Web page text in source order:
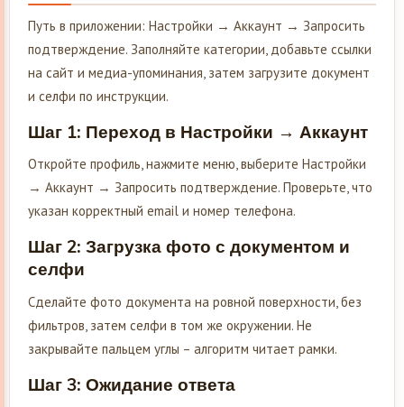
Путь в приложении: Настройки → Аккаунт → Запросить
подтверждение. Заполняйте категории, добавьте ссылки
на сайт и медиа-упоминания, затем загрузите документ
и селфи по инструкции.
Шаг 1: Переход в Настройки → Аккаунт
Откройте профиль, нажмите меню, выберите Настройки
→ Аккаунт → Запросить подтверждение. Проверьте, что
указан корректный email и номер телефона.
Шаг 2: Загрузка фото с документом и
селфи
Сделайте фото документа на ровной поверхности, без
фильтров, затем селфи в том же окружении. Не
закрывайте пальцем углы – алгоритм читает рамки.
Шаг 3: Ожидание ответа